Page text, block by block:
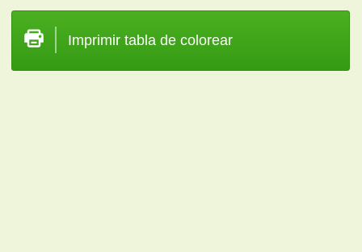
Imprimir tabla de colorear